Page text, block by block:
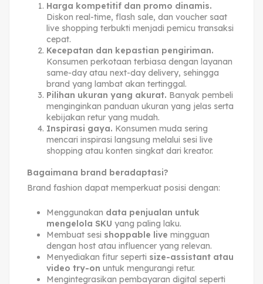
Harga kompetitif dan promo dinamis.
Diskon real-time, flash sale, dan voucher saat
live shopping terbukti menjadi pemicu transaksi
cepat.
Kecepatan dan kepastian pengiriman.
Konsumen perkotaan terbiasa dengan layanan
same-day atau next-day delivery, sehingga
brand yang lambat akan tertinggal.
Pilihan ukuran yang akurat. Banyak pembeli
menginginkan panduan ukuran yang jelas serta
kebijakan retur yang mudah.
Inspirasi gaya. Konsumen muda sering
mencari inspirasi langsung melalui sesi live
shopping atau konten singkat dari kreator.
Bagaimana brand beradaptasi?
Brand fashion dapat memperkuat posisi dengan:
Menggunakan data penjualan untuk
mengelola SKU yang paling laku.
Membuat sesi shoppable live mingguan
dengan host atau influencer yang relevan.
Menyediakan fitur seperti size-assistant atau
video try-on untuk mengurangi retur.
Mengintegrasikan pembayaran digital seperti